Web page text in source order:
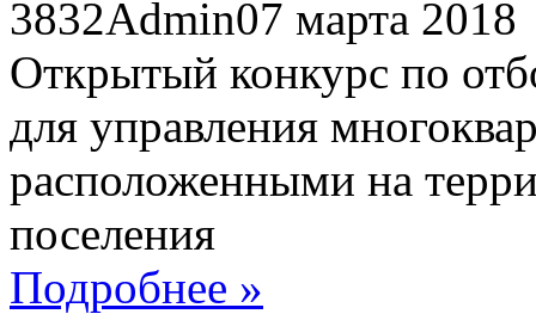
3832Admin07 марта 2018
Открытый конкурс по
для управления
расположенными на
поселения
Подробнее »